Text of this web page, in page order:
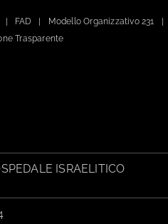
FAD Modello Organizzativo 231
Trasparente
ISRAELITICO